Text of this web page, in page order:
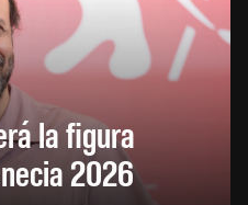
la figura
2026